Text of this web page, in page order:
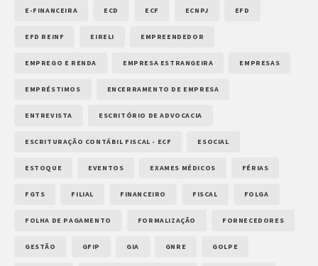
E-FINANCEIRA ECD ECF ECNPJ EFD
EFD REINF EIRELI EMPREENDEDOR
EMPREGO E RENDA EMPRESA ESTRANGEIRA EMPRESAS
EMPRÉSTIMOS ENCERRAMENTO DE EMPRESA
ENTREVISTA ESCRITÓRIO DE ADVOCACIA
ESCRITURAÇÃO CONTÁBIL FISCAL - ECF ESOCIAL
ESTOQUE EVENTOS EXAMES MÉDICOS FÉRIAS
FGTS FILIAL FINANCEIRO FISCAL FOLGA
FOLHA DE PAGAMENTO FORMALIZAÇÃO FORNECEDORES
GESTÃO GFIP GIA GNRE GOLPE